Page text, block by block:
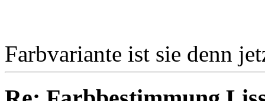
Farbvariante ist sie denn